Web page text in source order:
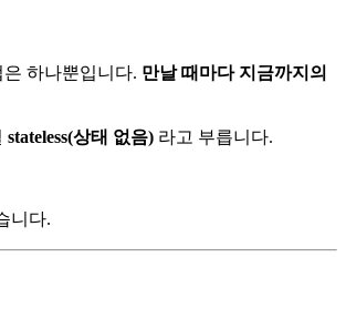
하나뿐입니다. 만날 때마다 지금까지의
stateless(상태 없음) 라고 부릅니다.
니다.